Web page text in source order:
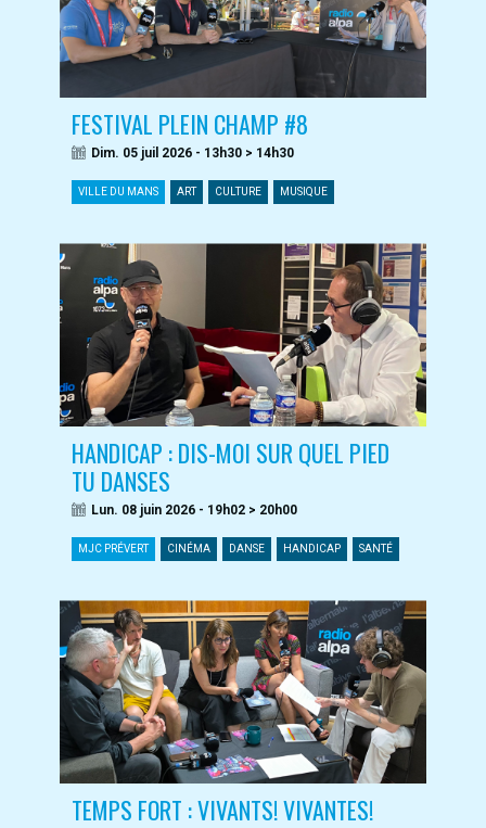
FESTIVAL PLEIN CHAMP #8
Dim. 05 juil 2026 - 13h30 > 14h30
VILLE DU MANS ART CULTURE MUSIQUE
HANDICAP : DIS-MOI SUR QUEL PIED
TU DANSES
Lun. 08 juin 2026 - 19h02 > 20h00
MJC PRÉVERT CINÉMA DANSE HANDICAP SANTÉ
TEMPS FORT : VIVANTS! VIVANTES!